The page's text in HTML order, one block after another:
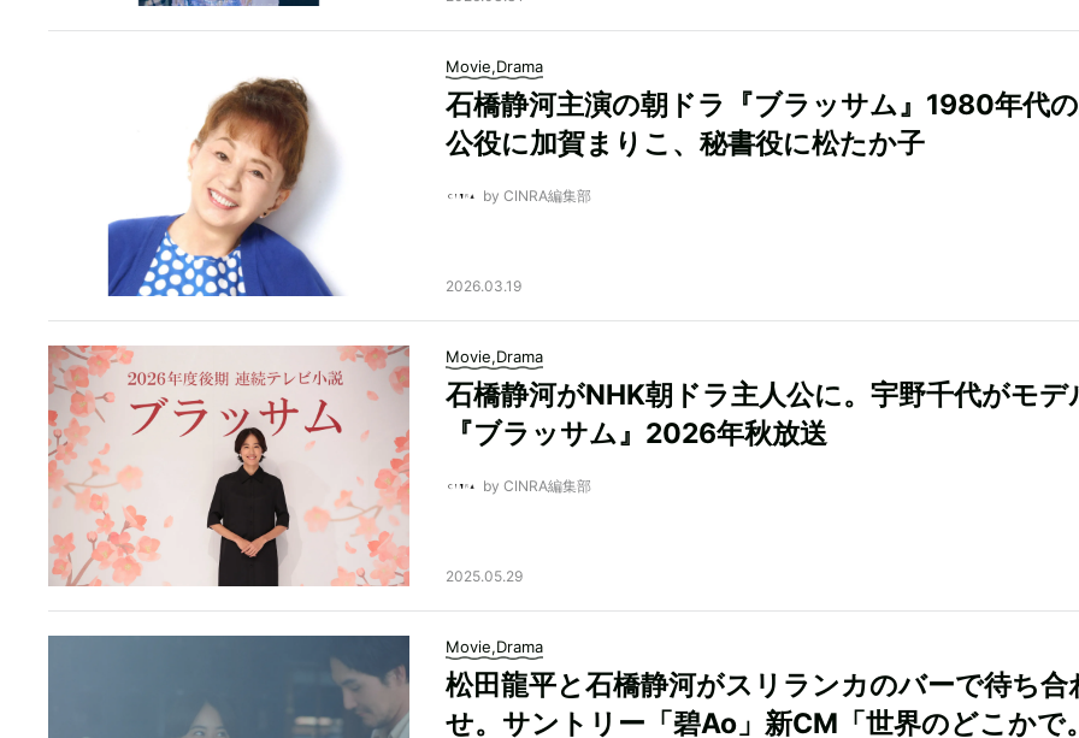
Movie,Drama
石橋静河主演の朝ドラ『ブラッサム』1980年代
公役に加賀まりこ、秘書役に松たか子
by CINRA編集部
2026.03.19
Movie,Drama
石橋静河がNHK朝ドラ主人公に。宇野千代がモデ
『ブラッサム』2026年秋放送
by CINRA編集部
2025.05.29
Movie,Drama
松田龍平と石橋静河がスリランカのバーで待ち合
せ。サントリー「碧Ao」新CM「世界のどこかで